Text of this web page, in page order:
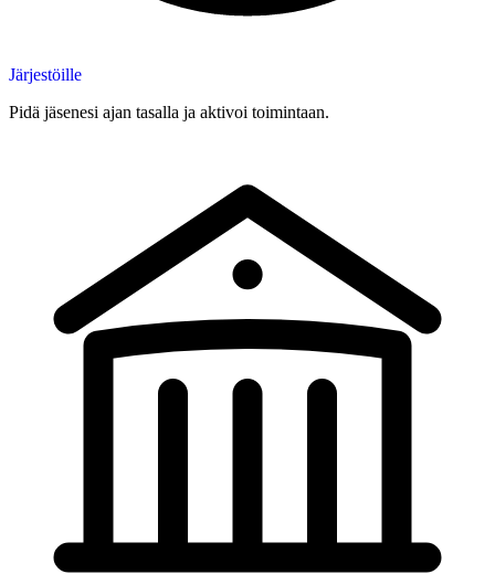
Järjestöille
Pidä jäsenesi ajan tasalla ja aktivoi toimintaan.